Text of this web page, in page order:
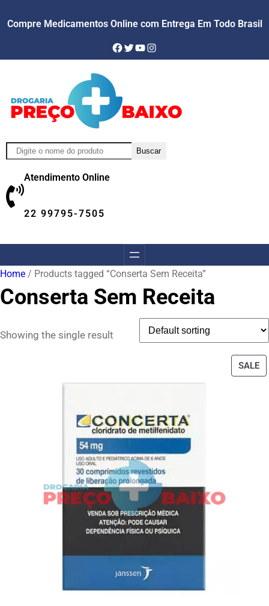
Compre Medicamentos Online com Entrega Em Todo Brasil
Facebook
Twitter
YouTube
Instagram
Pesquisar Buscar
Atendimento Online
22 99795-7505
Home / Products tagged “Conserta Sem Receita”
Conserta Sem Receita
Showing the single result
SALE